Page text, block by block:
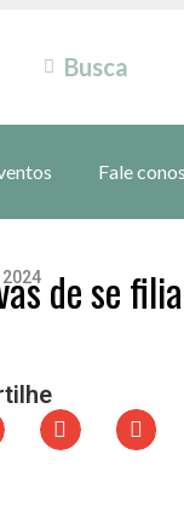
Fale
de se